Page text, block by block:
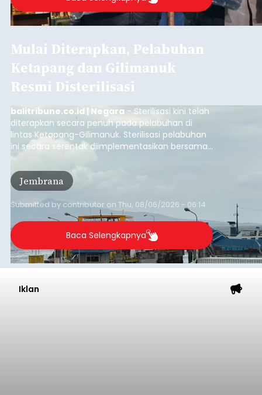
Usut Pengeroyokan Maut di
Tabanan, Polisi Periksa 30
Saksi dan Minta Keterangan
Ahli
balitribune.co.id | Tabanan